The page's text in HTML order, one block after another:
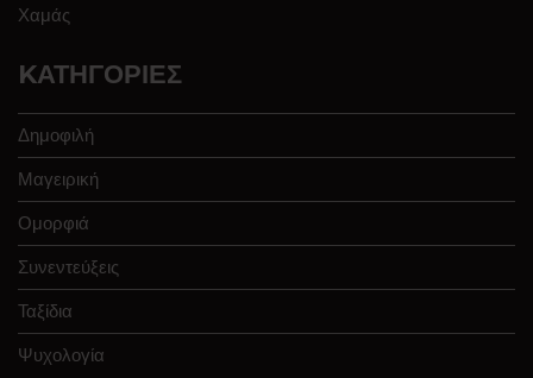
Χαμάς
KΑΤΗΓΟΡΊΕΣ
Δημοφιλή
Μαγειρική
Ομορφιά
Συνεντεύξεις
Ταξίδια
Ψυχολογία